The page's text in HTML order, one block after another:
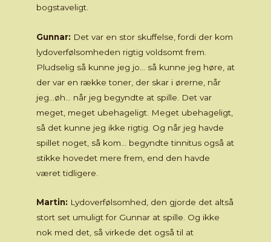
bogstaveligt.
Gunnar: Det var en stor skuffelse, fordi der kom
lydoverfølsomheden rigtig voldsomt frem.
Pludselig så kunne jeg jo… så kunne jeg høre, at
der var en række toner, der skar i ørerne, når
jeg…øh… når jeg begyndte at spille. Det var
meget, meget ubehageligt. Meget ubehageligt,
så det kunne jeg ikke rigtig. Og når jeg havde
spillet noget, så kom… begyndte tinnitus også at
stikke hovedet mere frem, end den havde
været tidligere.
Martin: Lydoverfølsomhed, den gjorde det altså
stort set umuligt for Gunnar at spille. Og ikke
nok med det, så virkede det også til at